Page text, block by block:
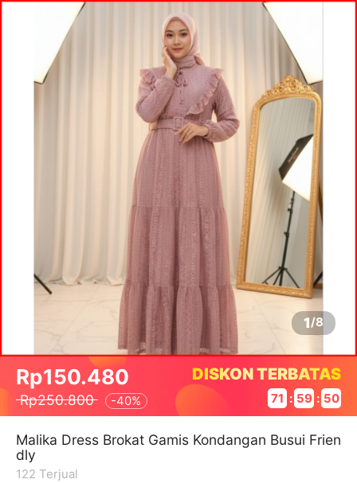
1/8
Rp150.480
Rp250.800 -40%
DISKON TERBATAS
71 : 59 : 50
Malika Dress Brokat Gamis Kondangan Busui Frien
dly
122 Terjual